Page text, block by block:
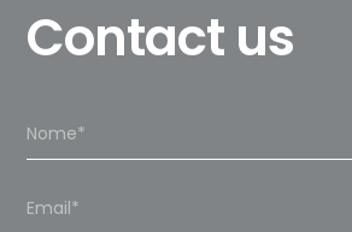
Contact us